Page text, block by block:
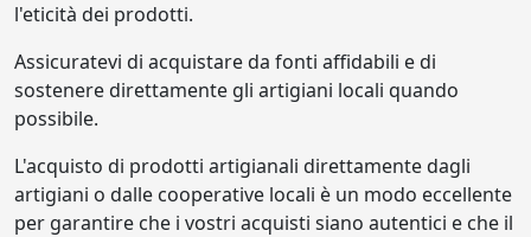
l'eticità dei prodotti.
Assicuratevi di acquistare da fonti affidabili e di
sostenere direttamente gli artigiani locali quando
possibile.
L'acquisto di prodotti artigianali direttamente dagli
artigiani o dalle cooperative locali è un modo eccellente
per garantire che i vostri acquisti siano autentici e che il